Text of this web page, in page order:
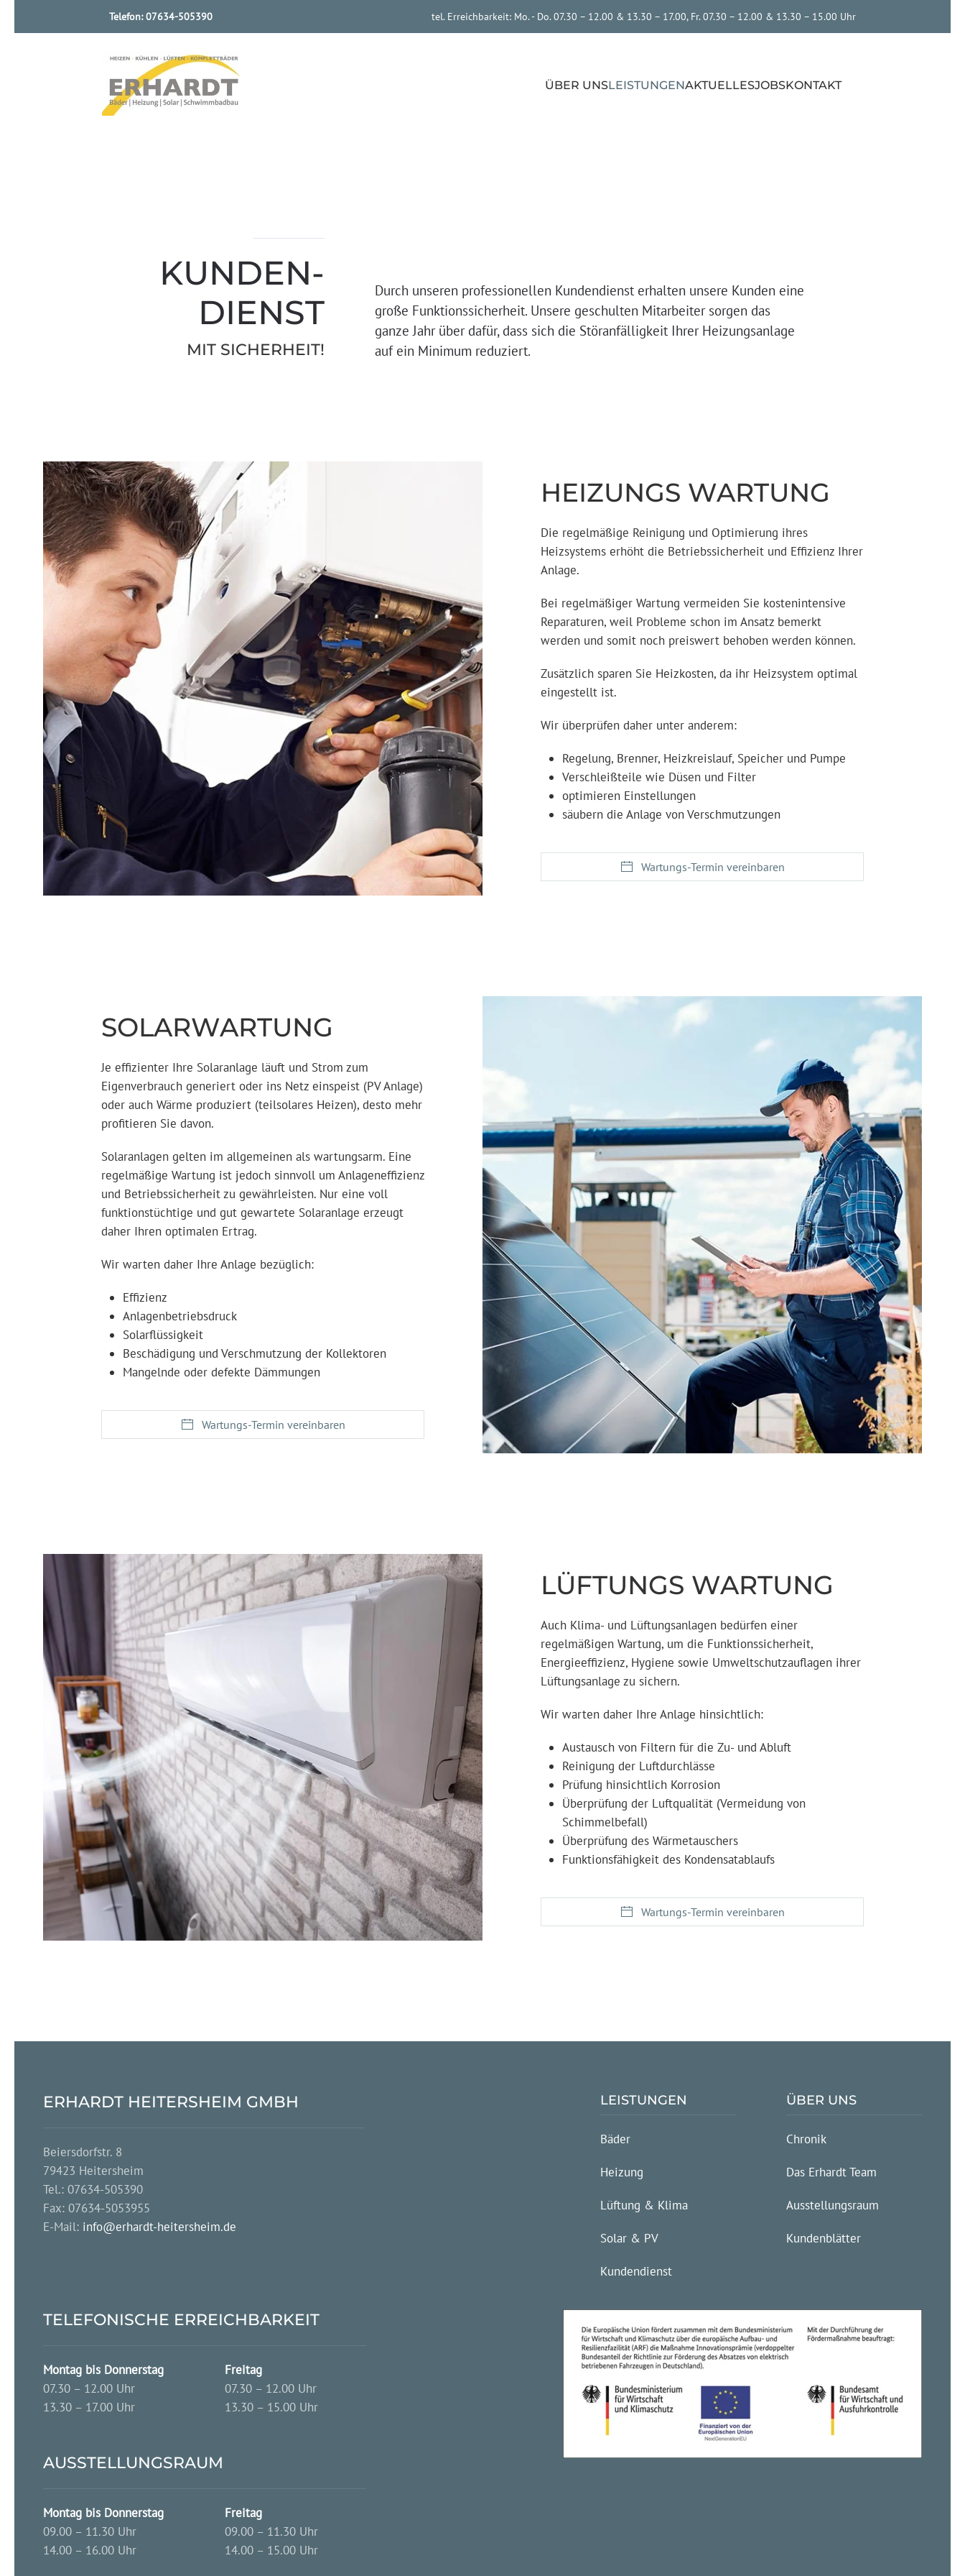
Skip to main content
Telefon:07634-505390 tel. Erreichbarkeit: Mo. - Do. 07.30 – 12.00 & 13.30 – 17.00, Fr. 07.30 – 12.00 & 13.30 – 15.00 Uhr
ÜBER UNSLEISTUNGENAKTUELLESJOBSKONTAKT
KUNDEN­
DIENST
MIT SICHERHEIT!
Durch unseren professionellen Kundendienst erhalten unsere Kunden eine
große Funktionssicherheit. Unsere geschulten Mitarbeiter sorgen das
ganze Jahr über dafür, dass sich die Störanfälligkeit Ihrer Heizungsanlage
auf ein Minimum reduziert.
HEIZUNGS WARTUNG
Die regelmäßige Reinigung und Optimierung ihres
Heizsystems erhöht die Betriebssicherheit und Effizienz Ihrer
Anlage.
Bei regelmäßiger Wartung vermeiden Sie kostenintensive
Reparaturen, weil Probleme schon im Ansatz bemerkt
werden und somit noch preiswert behoben werden können.
Zusätzlich sparen Sie Heizkosten, da ihr Heizsystem optimal
eingestellt ist.
Wir überprüfen daher unter anderem:
Regelung, Brenner, Heizkreislauf, Speicher und Pumpe
Verschleißteile wie Düsen und Filter
optimieren Einstellungen
säubern die Anlage von Verschmutzungen
Wartungs-Termin vereinbaren
SOLARWARTUNG
Je effizienter Ihre Solaranlage läuft und Strom zum
Eigenverbrauch generiert oder ins Netz einspeist (PV Anlage)
oder auch Wärme produziert (teilsolares Heizen), desto mehr
profitieren Sie davon.
Solaranlagen gelten im allgemeinen als wartungsarm. Eine
regelmäßige Wartung ist jedoch sinnvoll um Anlageneffizienz
und Betriebssicherheit zu gewährleisten. Nur eine voll
funktionstüchtige und gut gewartete Solaranlage erzeugt
daher Ihren optimalen Ertrag.
Wir warten daher Ihre Anlage bezüglich:
Effizienz
Anlagenbetriebsdruck
Solarflüssigkeit
Beschädigung und Verschmutzung der Kollektoren
Mangelnde oder defekte Dämmungen
Wartungs-Termin vereinbaren
LÜFTUNGS WARTUNG
Auch Klima- und Lüftungsanlagen bedürfen einer
regelmäßigen Wartung, um die Funktionssicherheit,
Energieeffizienz, Hygiene sowie Umweltschutzauflagen ihrer
Lüftungsanlage zu sichern.
Wir warten daher Ihre Anlage hinsichtlich:
Austausch von Filtern für die Zu- und Abluft
Reinigung der Luftdurchlässe
Prüfung hinsichtlich Korrosion
Überprüfung der Luftqualität (Vermeidung von
Schimmelbefall)
Überprüfung des Wärmetauschers
Funktionsfähigkeit des Kondensatablaufs
Wartungs-Termin vereinbaren
ERHARDT HEITERSHEIM GMBH
Beiersdorfstr. 8
79423 Heitersheim
Tel.: 07634-505390
Fax: 07634-5053955
E-Mail: info@erhardt-heitersheim.de
LEISTUNGEN
Bäder
Heizung
Lüftung & Klima
Solar & PV
Kundendienst
ÜBER UNS
Chronik
Das Erhardt Team
Ausstellungsraum
Kundenblätter
TELEFONISCHE ERREICHBARKEIT
Montag bis Donnerstag
07.30 – 12.00 Uhr
13.30 – 17.00 Uhr
Freitag
07.30 – 12.00 Uhr
13.30 – 15.00 Uhr
AUSSTELLUNGSRAUM
Montag bis Donnerstag
09.00 – 11.30 Uhr
14.00 – 16.00 Uhr
Freitag
09.00 – 11.30 Uhr
14.00 – 15.00 Uhr